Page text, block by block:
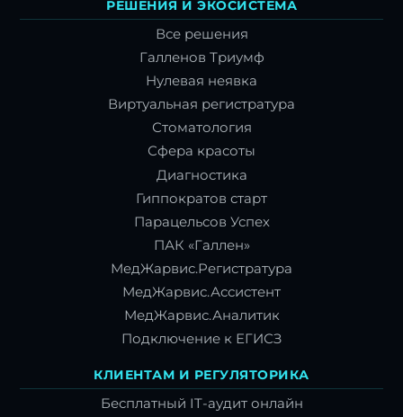
РЕШЕНИЯ И ЭКОСИСТЕМА
Все решения
Галленов Триумф
Нулевая неявка
Виртуальная регистратура
Стоматология
Сфера красоты
Диагностика
Гиппократов старт
Парацельсов Успех
ПАК «Галлен»
МедЖарвис.Регистратура
МедЖарвис.Ассистент
МедЖарвис.Аналитик
Подключение к ЕГИСЗ
КЛИЕНТАМ И РЕГУЛЯТОРИКА
Бесплатный IT-аудит онлайн